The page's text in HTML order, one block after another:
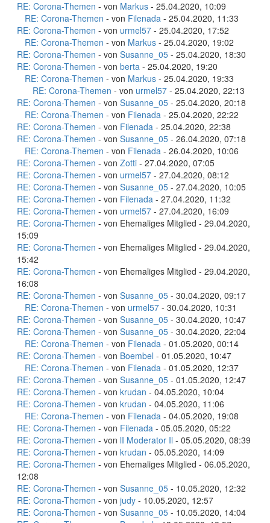
RE: Corona-Themen - von Markus - 25.04.2020, 10:09
RE: Corona-Themen - von Filenada - 25.04.2020, 11:33
RE: Corona-Themen - von urmel57 - 25.04.2020, 17:52
RE: Corona-Themen - von Markus - 25.04.2020, 19:02
RE: Corona-Themen - von Susanne_05 - 25.04.2020, 18:30
RE: Corona-Themen - von berta - 25.04.2020, 19:20
RE: Corona-Themen - von Markus - 25.04.2020, 19:33
RE: Corona-Themen - von urmel57 - 25.04.2020, 22:13
RE: Corona-Themen - von Susanne_05 - 25.04.2020, 20:18
RE: Corona-Themen - von Filenada - 25.04.2020, 22:22
RE: Corona-Themen - von Filenada - 25.04.2020, 22:38
RE: Corona-Themen - von Susanne_05 - 26.04.2020, 07:18
RE: Corona-Themen - von Filenada - 26.04.2020, 10:06
RE: Corona-Themen - von Zotti - 27.04.2020, 07:05
RE: Corona-Themen - von urmel57 - 27.04.2020, 08:12
RE: Corona-Themen - von Susanne_05 - 27.04.2020, 10:05
RE: Corona-Themen - von Filenada - 27.04.2020, 11:32
RE: Corona-Themen - von urmel57 - 27.04.2020, 16:09
RE: Corona-Themen - von Ehemaliges Mitglied - 29.04.2020,
15:09
RE: Corona-Themen - von Ehemaliges Mitglied - 29.04.2020,
15:42
RE: Corona-Themen - von Ehemaliges Mitglied - 29.04.2020,
16:08
RE: Corona-Themen - von Susanne_05 - 30.04.2020, 09:17
RE: Corona-Themen - von urmel57 - 30.04.2020, 10:31
RE: Corona-Themen - von Susanne_05 - 30.04.2020, 10:47
RE: Corona-Themen - von Susanne_05 - 30.04.2020, 22:04
RE: Corona-Themen - von Filenada - 01.05.2020, 00:14
RE: Corona-Themen - von Boembel - 01.05.2020, 10:47
RE: Corona-Themen - von Filenada - 01.05.2020, 12:37
RE: Corona-Themen - von Susanne_05 - 01.05.2020, 12:47
RE: Corona-Themen - von krudan - 04.05.2020, 10:04
RE: Corona-Themen - von krudan - 04.05.2020, 11:06
RE: Corona-Themen - von Filenada - 04.05.2020, 19:08
RE: Corona-Themen - von Filenada - 05.05.2020, 05:22
RE: Corona-Themen - von lI Moderator Il - 05.05.2020, 08:39
RE: Corona-Themen - von krudan - 05.05.2020, 14:09
RE: Corona-Themen - von Ehemaliges Mitglied - 06.05.2020,
12:08
RE: Corona-Themen - von Susanne_05 - 10.05.2020, 12:32
RE: Corona-Themen - von judy - 10.05.2020, 12:57
RE: Corona-Themen - von Susanne_05 - 10.05.2020, 14:04